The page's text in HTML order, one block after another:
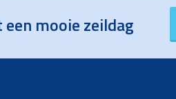
mooie zeildag